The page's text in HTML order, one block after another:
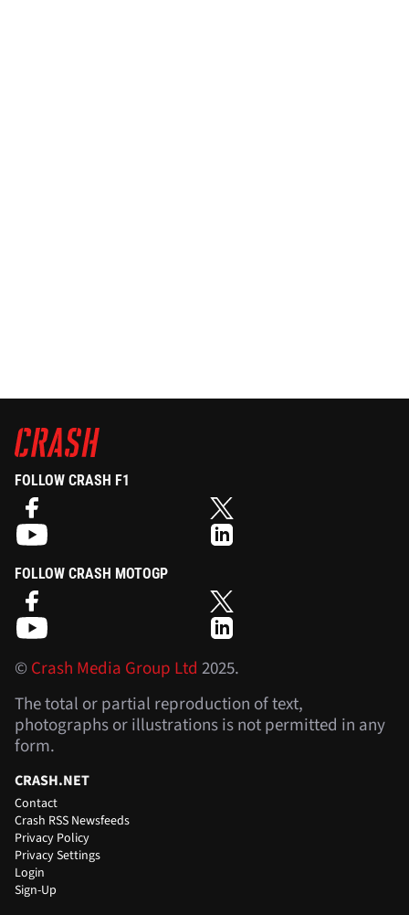
FOLLOW CRASH F1
FOLLOW CRASH MOTOGP
©Crash Media Group Ltd 2025.
The total or partial reproduction of text,
photographs or illustrations is not permitted in any
form.
CRASH.NET
Contact
Crash RSS Newsfeeds
Privacy Policy
Privacy Settings
Login
Sign-Up